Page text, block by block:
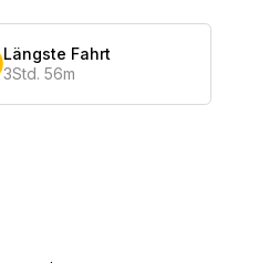
Längste Fahrt
3Std. 56m